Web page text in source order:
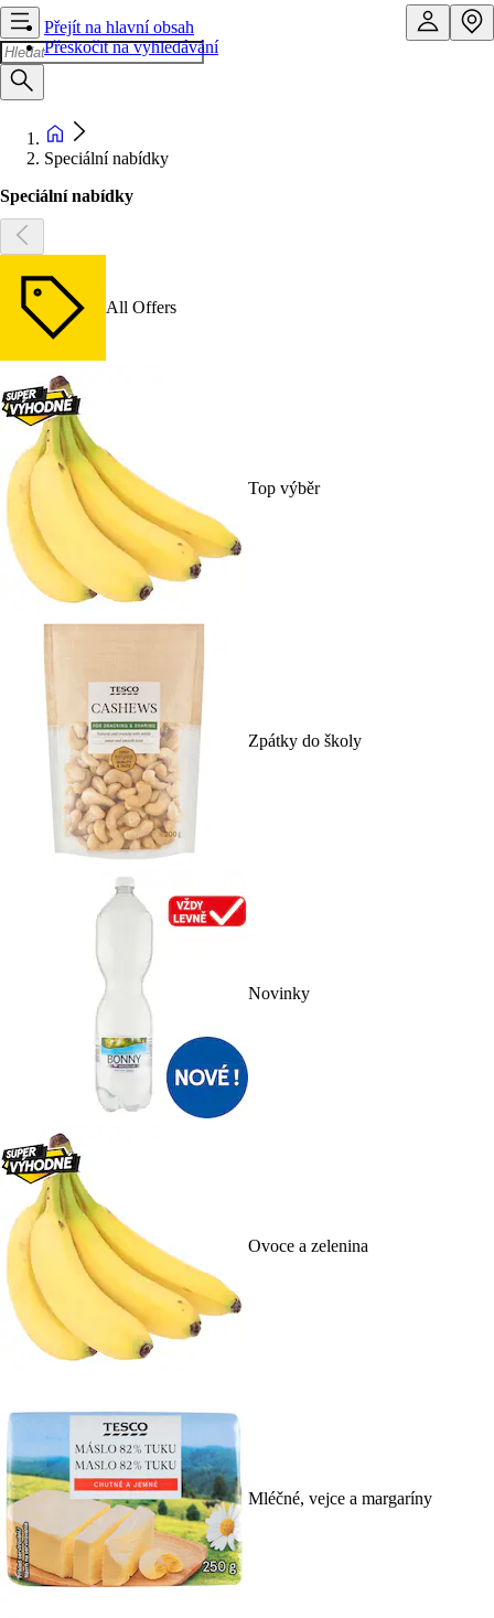
Přejít na hlavní obsah
Přeskočit na vyhledávání
Speciální nabídky
Speciální nabídky
All Offers
Top výběr
Zpátky do školy
Novinky
Ovoce a zelenina
Mléčné, vejce a margaríny